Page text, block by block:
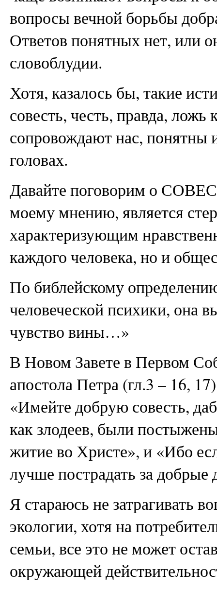
вопросы вечной борьбы
Ответов понятных нет, или
словоблудии.
Хотя, казалось бы, такие
совесть, честь, правда,
сопровождают нас,
головах.
Давайте поговорим о
моему мнению, является
характеризующим
каждого человека, но и
По библейскому
человеческой психики, она
чувство вины…»
В Новом Завете в Первом
апостола Петра (гл.3 – 16,
«Имейте добрую совесть,
как злодеев, были
житие во Христе», и «Ибо
лучше пострадать за добрые
Я стараюсь не затрагивать
экологии, хотя на
семьи, все это не может
окружающей